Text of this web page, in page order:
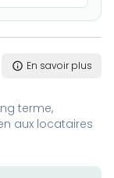
En savoir plus
terme,
aux locataires